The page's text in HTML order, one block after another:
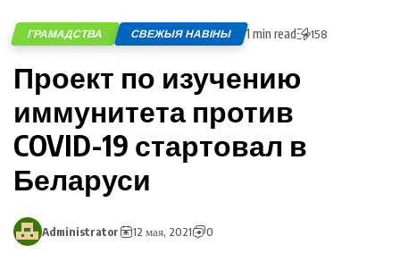
ГРАМАДСТВА СВЕЖЫЯ НАВІНЫ 1 min read 158
Проект по изучению
иммунитета против
COVID-19 стартовал в
Беларуси
Administrator 12 мая, 2021 0